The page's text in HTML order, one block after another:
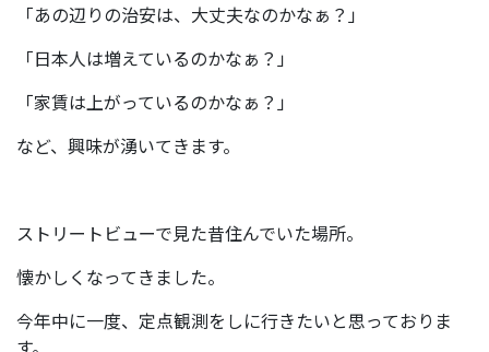
「あの辺りの治安は、大丈夫なのかなぁ？」
「日本人は増えているのかなぁ？」
「家賃は上がっているのかなぁ？」
など、興味が湧いてきます。
ストリートビューで見た昔住んでいた場所。
懐かしくなってきました。
今年中に一度、定点観測をしに行きたいと思っておりま
す。